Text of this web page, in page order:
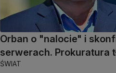
Orban o "nalocie" i
serwerach. Prokuratura
ŚWIAT